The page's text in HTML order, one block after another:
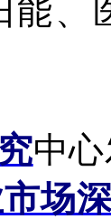
能、
中
场